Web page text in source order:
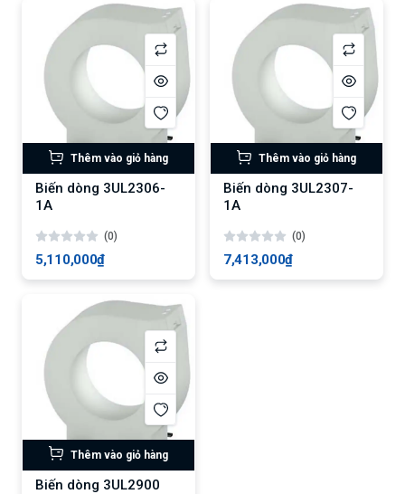
Thêm vào giỏ hàng
Biến dòng 3UL2306-
1A
(0)
5,110,000₫
Thêm vào giỏ hàng
Biến dòng 3UL2307-
1A
(0)
7,413,000₫
Thêm vào giỏ hàng
Biến dòng 3UL2900